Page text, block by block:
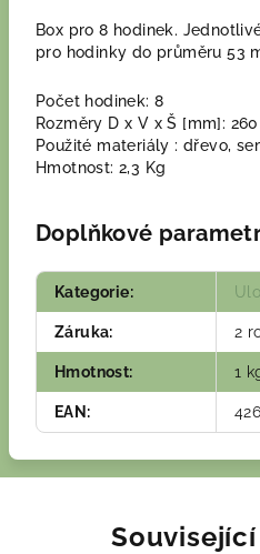
Box pro 8 hodinek.
pro hodinky do průměru 53
Počet hodinek: 8
Rozměry D x V x Š [mm]:
Použité materiály : dřevo,
Hmotnost: 2,3 Kg
Doplňkové
Kategorie:
Záruka: 2
Hmotnost: 1
EAN :